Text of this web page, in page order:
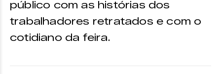
público com as histórias dos
trabalhadores retratados e com o
cotidiano da feira.